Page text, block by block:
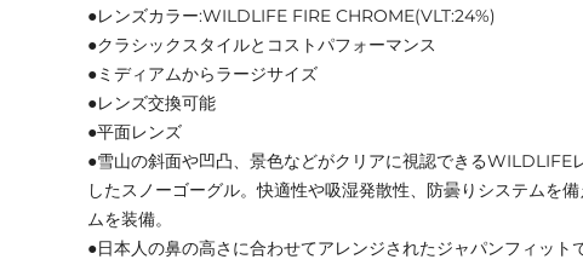
●レンズカラー:WILDLIFE FIRE CHROME(VLT:24%)
●クラシックスタイルとコストパフォーマンス
●ミディアムからラージサイズ
●レンズ交換可能
●平面レンズ
●雪山の斜面や凹凸、景色などがクリアに視認できるWILDLIFE
したスノーゴーグル。快適性や吸湿発散性、防曇りシステムを
ムを装備。
●日本人の鼻の高さに合わせてアレンジされたジャパンフィット